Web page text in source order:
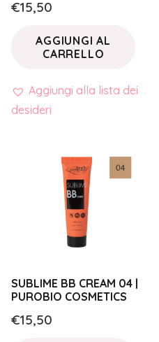
€15,50
AGGIUNGI AL
CARRELLO
Aggiungi alla lista dei
desideri
SUBLIME BB CREAM 04 |
PUROBIO COSMETICS
€15,50